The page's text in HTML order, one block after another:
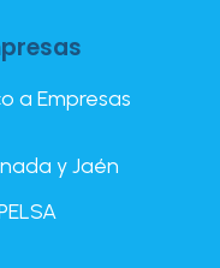
a Empresas
y Jaén